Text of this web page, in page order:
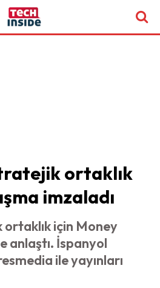
ortaklık
imzaladı
için Money
anlaştı. İspanyol
ile yayınları